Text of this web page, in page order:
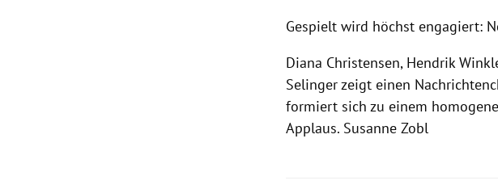
Gespielt wird höchst engagiert:
Diana Christensen, Hendrik
Selinger zeigt einen
formiert sich zu einem
Applaus. Susanne Zobl